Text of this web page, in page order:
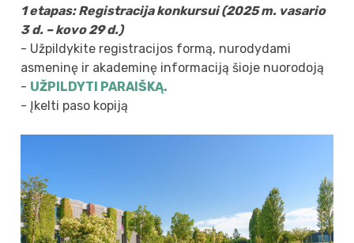
1 etapas: Registracija konkursui (2025 m. vasario
3 d. – kovo 29 d.)
- Užpildykite registracijos formą, nurodydami
asmeninę ir akademinę informaciją šioje nuorodoją
- UŽPILDYTI PARAIŠKĄ.
- Įkelti paso kopiją